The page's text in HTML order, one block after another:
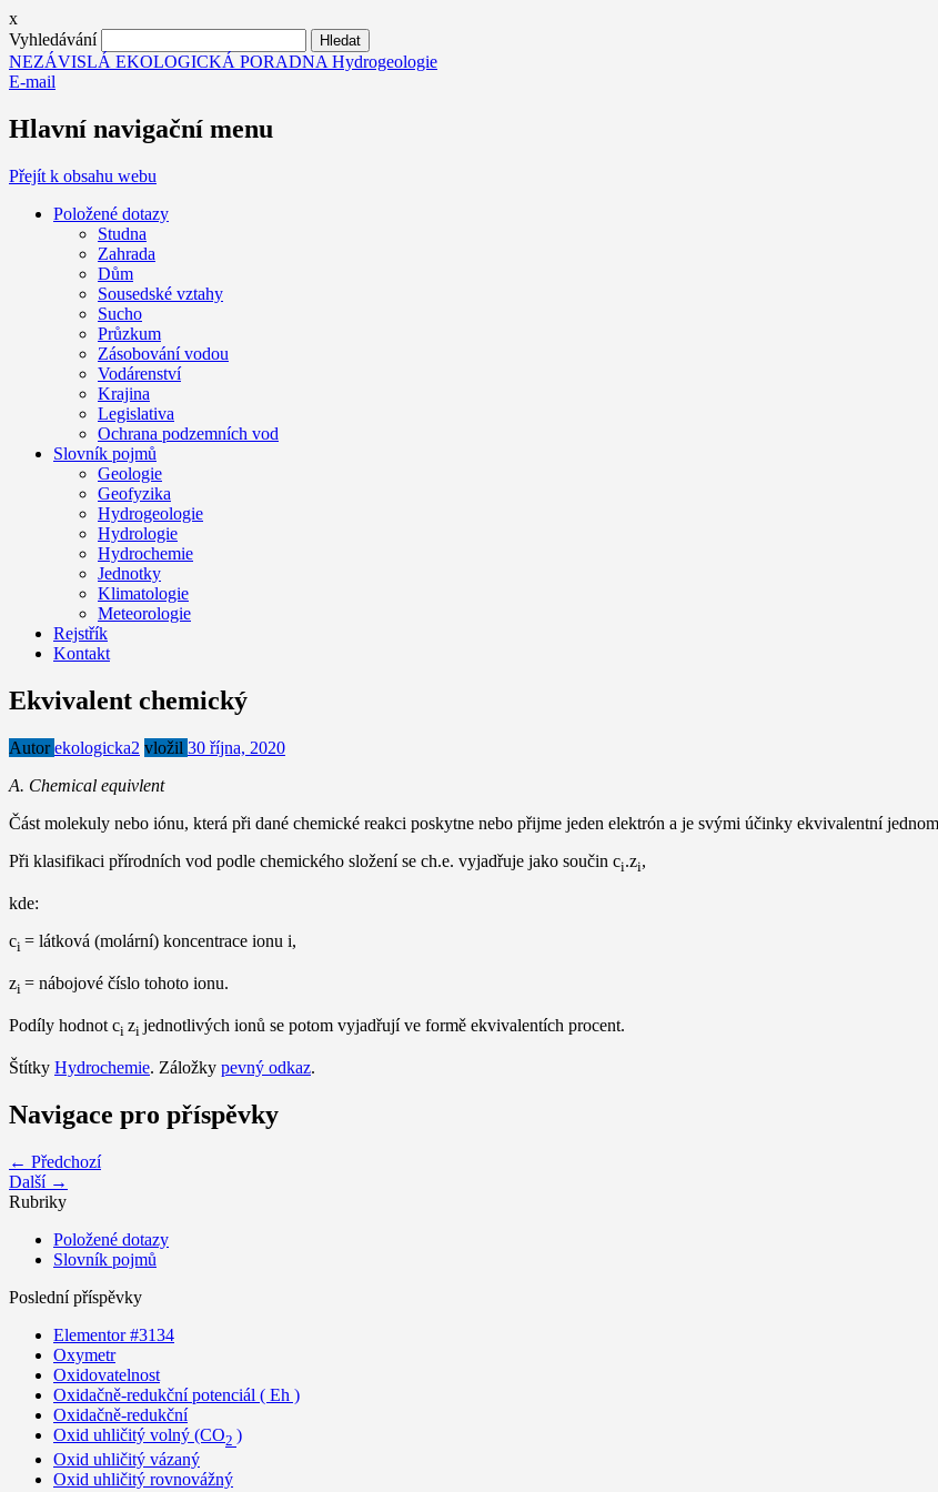
x
Vyhledávání
NEZÁVISLÁ EKOLOGICKÁ PORADNA Hydrogeologie
E-mail
Hlavní navigační menu
Přejít k obsahu webu
Položené dotazy
Studna
Zahrada
Dům
Sousedské vztahy
Sucho
Průzkum
Zásobování vodou
Vodárenství
Krajina
Legislativa
Ochrana podzemních vod
Slovník pojmů
Geologie
Geofyzika
Hydrogeologie
Hydrologie
Hydrochemie
Jednotky
Klimatologie
Meteorologie
Rejstřík
Kontakt
Ekvivalent chemický
Autorekologicka2 vložil 30 října, 2020
A. Chemical equivlent
Část molekuly nebo iónu, která při dané chemické reakci poskytne nebo přijme jeden elektrón a je svými účinky ekvivalentní
Při klasifikaci přírodních vod podle chemického složení se ch.e. vyjadřuje jako součin ci.zi,
kde:
ci = látková (molární) koncentrace ionu i,
zi = nábojové číslo tohoto ionu.
Podíly hodnot ci zijednotlivých ionů se potom vyjadřují ve formě ekvivalentích procent.
Štítky Hydrochemie. Záložky pevný odkaz.
Navigace pro příspěvky
← Předchozí
Další →
Rubriky
Položené dotazy
Slovník pojmů
Poslední příspěvky
Elementor #3134
Oxymetr
Oxidovatelnost
Oxidačně-redukční potenciál ( Eh )
Oxidačně-redukční
Oxid uhličitý volný (CO2 )
Oxid uhličitý vázaný
Oxid uhličitý rovnovážný